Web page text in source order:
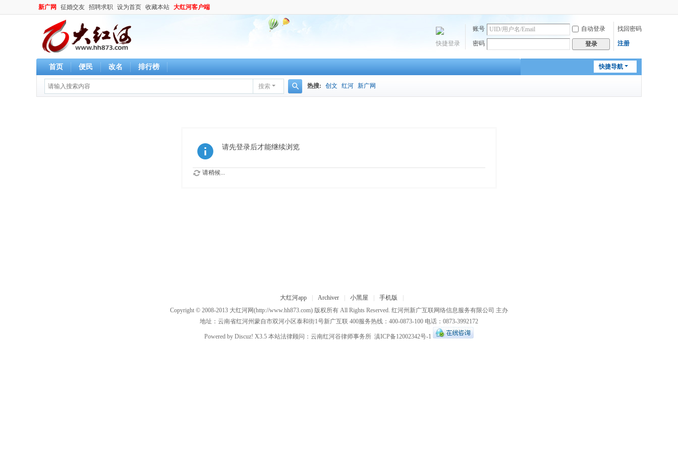
新广网 征婚交友 招聘求职 设为首页 收藏本站 大红河客户端
账号 自动登录 找回密码
密码 登录 注册
快捷登录
快捷导航
首页 便民 改名 排行榜
搜索 热搜: 创文 红河 新广网
请先登录后才能继续浏览
请稍候...
大红河app Archiver 小黑屋 手机版
Copyright © 2008-2013 大红河网(http://www.hh873.com) 版权所有 All Rights Reserved. 红河州新广互联网络信息服务有限公司 主办
地址：云南省红河州蒙自市双河小区泰和街1号新广互联 400服务热线：400-0873-100 电话：0873-3992172
Powered by Discuz! X3.5 本站法律顾问： 云南红河谷律师事务所 滇ICP备12002342号-1